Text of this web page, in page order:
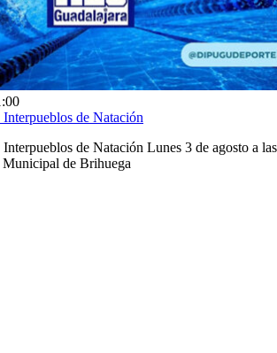
de Natación
de Natación Lunes 3 de agosto a las
Municipal de Brihuega